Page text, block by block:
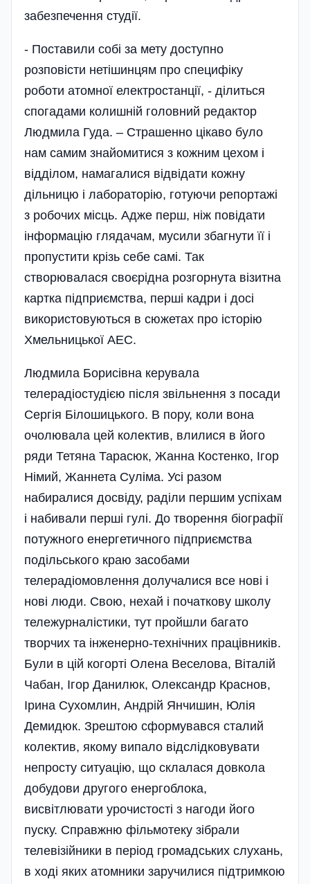
забезпечення студії.
- Поставили собі за мету доступно
розповісти нетішинцям про специфіку
роботи атомної електростанції, - ділиться
спогадами колишній головний редактор
Людмила Гуда. – Страшенно цікаво було
нам самим знайомитися з кожним цехом і
відділом, намагалися відвідати кожну
дільницю і лабораторію, готуючи репортажі
з робочих місць. Адже перш, ніж повідати
інформацію глядачам, мусили збагнути її і
пропустити крізь себе самі. Так
створювалася своєрідна розгорнута візитна
картка підприємства, перші кадри і досі
використовуються в сюжетах про історію
Хмельницької АЕС.
Людмила Борисівна керувала
телерадіостудією після звільнення з посади
Сергія Білошицького. В пору, коли вона
очолювала цей колектив, влилися в його
ряди Тетяна Тарасюк, Жанна Костенко, Ігор
Німий, Жаннета Суліма. Усі разом
набиралися досвіду, раділи першим успіхам
і набивали перші гулі. До творення біографії
потужного енергетичного підприємства
подільського краю засобами
телерадіомовлення долучалися все нові і
нові люди. Свою, нехай і початкову школу
тележурналістики, тут пройшли багато
творчих та інженерно-технічних працівників.
Були в цій когорті Олена Веселова, Віталій
Чабан, Ігор Данилюк, Олександр Краснов,
Ірина Сухомлин, Андрій Янчишин, Юлія
Демидюк. Зрештою сформувався сталий
колектив, якому випало відслідковувати
непросту ситуацію, що склалася довкола
добудови другого енергоблока,
висвітлювати урочистості з нагоди його
пуску. Справжню фільмотеку зібрали
телевізійники в період громадських слухань,
в ході яких атомники заручилися підтримкою